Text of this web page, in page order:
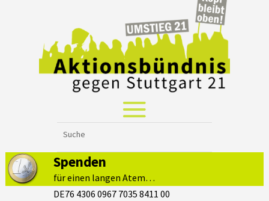
Spenden
für einen langen Atem…
DE76 4306 0967 7035 8411 00